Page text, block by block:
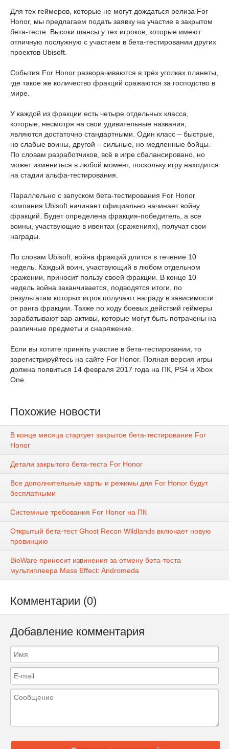
Для тех геймеров, которые не могут дождаться релиза For
Honor, мы предлагаем подать заявку на участие в закрытом
бета-тесте. Высоки шансы у тех игроков, которые имеют
отличную послужную с участием в бета-тестировании других
проектов Ubisoft.
События For Honor разворачиваются в трёх уголках планеты,
где такое же количество фракций сражаются за господство в
мире.
У каждой из фракции есть четыре отдельных класса,
которые, несмотря на свои удивительные названия,
являются достаточно стандартными. Один класс – быстрые,
но слабые воины, другой – сильные, но медленные бойцы.
По словам разработчиков, всё в игре сбалансировано, но
может измениться в любой момент, поскольку игру находится
на стадии альфа-тестирования.
Параллельно с запуском бета-тестирования For Honor
компания Ubisoft начинает официально начинает войну
фракций. Будет определена фракция-победитель, а все
воины, участвующие в ивентах (сражениях), получат свои
награды.
По словам Ubisoft, война фракций длится в течение 10
недель. Каждый воин, участвующий в любом отдельном
сражении, приносит пользу своей фракции. В конце 10
недель война заканчивается, подводятся итоги, по
результатам которых игрок получают награду в зависимости
от ранга фракции. Также по ходу боевых действий геймеры
зарабатывают вар-активы, которые могут быть потрачены на
различные предметы и снаряжение.
Если вы хотите принять участие в бета-тестировании, то
зарегистрируйтесь на сайте For Honor. Полная версия игры
должна появиться 14 февраля 2017 года на ПК, PS4 и Xbox
One.
Похожие новости
В конце месяца стартует закрытое бета-тестирование For
Honor
Детали закрытого бета-теста For Honor
Все дополнительные карты и режимы для For Honor будут
бесплатными
Системные требования For Honor на ПК
Открытый бета-тест Ghost Recon Wildlands включает новую
провинцию
BioWare приносит извинения за отмену бета-теста
мультиплеера Mass Effect: Andromeda
Комментарии (0)
Добавление комментария